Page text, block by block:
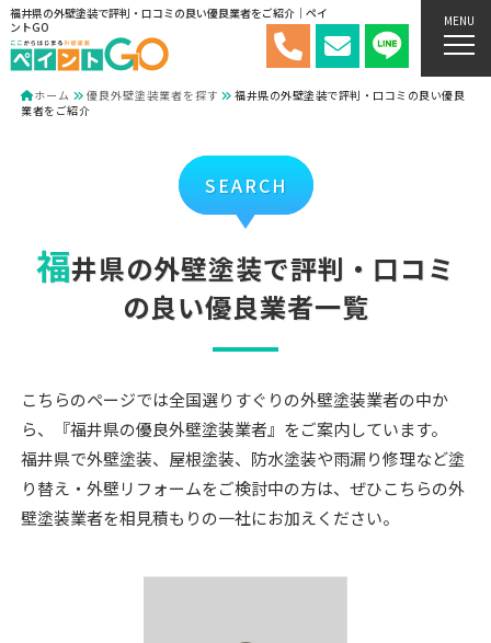
福井県の外壁塗装で評判・口コミの良い優良業者をご紹介｜ペイ
ントGO
MENU
ホーム 優良外壁塗装業者を探す
福井県の外壁塗装で評判・口コミの良い優良
業者をご紹介
SEARCH
福井県の外壁塗装で評判・口コミ
の良い優良業者一覧
こちらのページでは全国選りすぐりの外壁塗装業者の中か
ら、『福井県の優良外壁塗装業者』をご案内しています。
福井県で外壁塗装、屋根塗装、防水塗装や雨漏り修理など塗
り替え・外壁リフォームをご検討中の方は、ぜひこちらの外
壁塗装業者を相見積もりの一社にお加えください。